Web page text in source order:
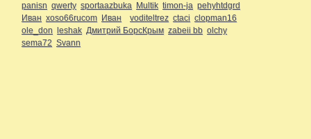
panisn qwerty sportaazbuka Multik timon-ja pehyhtdgrd
Иван xoso66rucom Иван voditeltrez ctaci clopman16
ole_don leshak Дмитрий БорсКрым zabeii bb olchy
sema72 Svann